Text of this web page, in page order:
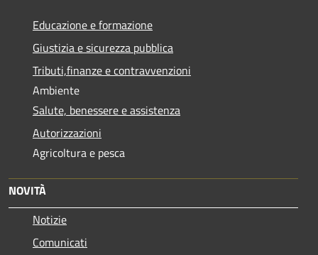
Educazione e formazione
Giustizia e sicurezza pubblica
Tributi,finanze e contravvenzioni
Ambiente
Salute, benessere e assistenza
Autorizzazioni
Agricoltura e pesca
NOVITÀ
Notizie
Comunicati